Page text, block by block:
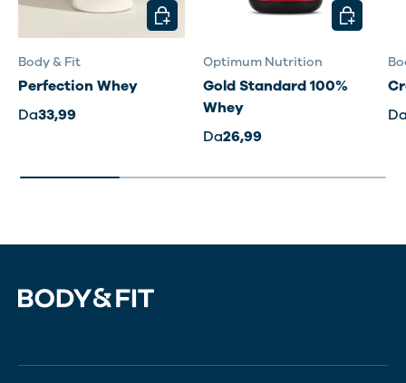
Body & Fit
Perfection Whey
Da33,99
SCEGLI OPZIONI
Optimum Nutrition
Gold Standard 100%
Whey
Da26,99
SCEGLI